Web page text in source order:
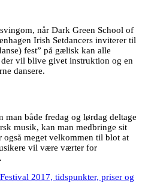
når Dark Green School of
Irish Setdancers inviterer til
fest” på gælisk kan alle
der vil blive givet instruktion og en
dansere.
man både fredag og lørdag deltage
musik, kan man medbringe sit
meget velkommen til blot at
vil være værter for
2017, tidspunkter, priser og